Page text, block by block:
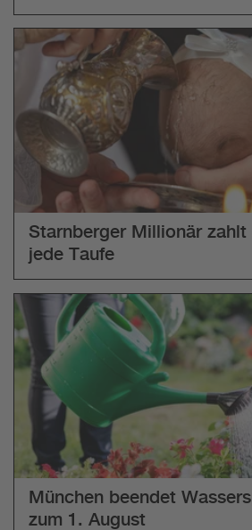
Starnberger Millionär zahlt
jede Taufe
München beendet
zum 1. August